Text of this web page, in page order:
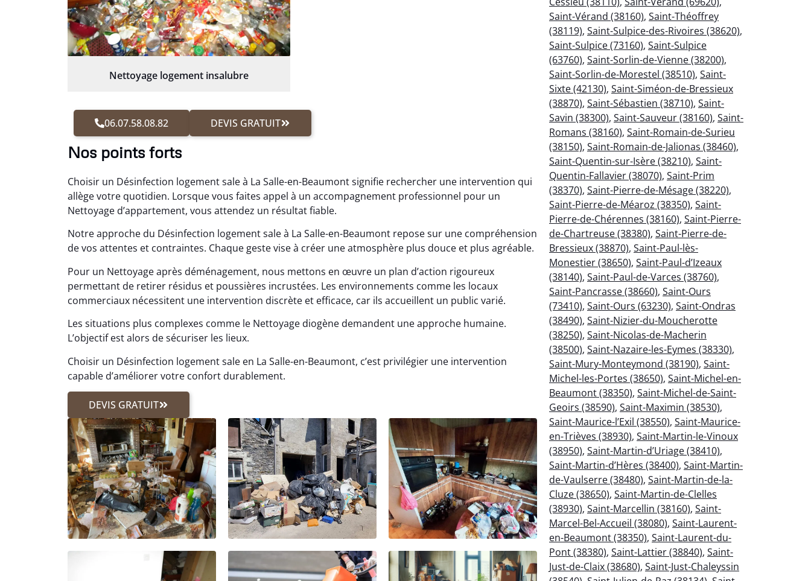
Nettoyage logement insalubre
06.07.58.08.82 DEVIS GRATUIT
Nos points forts
Choisir un Désinfection logement sale à La Salle-en-Beaumont signifie rechercher une intervention qui
allège votre quotidien. Lorsque vous faites appel à un accompagnement professionnel pour un
Nettoyage d’appartement, vous attendez un résultat fiable.
Notre approche du Désinfection logement sale à La Salle-en-Beaumont repose sur une compréhension
de vos attentes et contraintes. Chaque geste vise à créer une atmosphère plus douce et plus agréable.
Pour un Nettoyage après déménagement, nous mettons en œuvre un plan d’action rigoureux
permettant de retirer résidus et poussières incrustées. Les environnements comme les locaux
commerciaux nécessitent une intervention discrète et efficace, car ils accueillent un public varié.
Les situations plus complexes comme le Nettoyage diogène demandent une approche humaine.
L’objectif est alors de sécuriser les lieux.
Choisir un Désinfection logement sale en La Salle-en-Beaumont, c’est privilégier une intervention
capable d’améliorer votre confort durablement.
DEVIS GRATUIT
Saint-Vérand (38160), Saint-Théoffrey
(38119), Saint-Sulpice-des-Rivoires (38620),
Saint-Sulpice (73160), Saint-Sulpice
(63760), Saint-Sorlin-de-Vienne (38200),
Saint-Sorlin-de-Morestel (38510), Saint-
Sixte (42130), Saint-Siméon-de-Bressieux
(38870), Saint-Sébastien (38710), Saint-
Savin (38300), Saint-Sauveur (38160), Saint-
Romans (38160), Saint-Romain-de-Surieu
(38150), Saint-Romain-de-Jalionas (38460),
Saint-Quentin-sur-Isère (38210), Saint-
Quentin-Fallavier (38070), Saint-Prim
(38370), Saint-Pierre-de-Mésage (38220),
Saint-Pierre-de-Méaroz (38350), Saint-
Pierre-de-Chérennes (38160), Saint-Pierre-
de-Chartreuse (38380), Saint-Pierre-de-
Bressieux (38870), Saint-Paul-lès-
Monestier (38650), Saint-Paul-d’Izeaux
(38140), Saint-Paul-de-Varces (38760),
Saint-Pancrasse (38660), Saint-Ours
(73410), Saint-Ours (63230), Saint-Ondras
(38490), Saint-Nizier-du-Moucherotte
(38250), Saint-Nicolas-de-Macherin
(38500), Saint-Nazaire-les-Eymes (38330),
Saint-Mury-Monteymond (38190), Saint-
Michel-les-Portes (38650), Saint-Michel-en-
Beaumont (38350), Saint-Michel-de-Saint-
Geoirs (38590), Saint-Maximin (38530),
Saint-Maurice-l’Exil (38550), Saint-Maurice-
en-Trièves (38930), Saint-Martin-le-Vinoux
(38950), Saint-Martin-d’Uriage (38410),
Saint-Martin-d’Hères (38400), Saint-Martin-
de-Vaulserre (38480), Saint-Martin-de-la-
Cluze (38650), Saint-Martin-de-Clelles
(38930), Saint-Marcellin (38160), Saint-
Marcel-Bel-Accueil (38080), Saint-Laurent-
en-Beaumont (38350), Saint-Laurent-du-
Pont (38380), Saint-Lattier (38840), Saint-
Just-de-Claix (38680), Saint-Just-Chaleyssin